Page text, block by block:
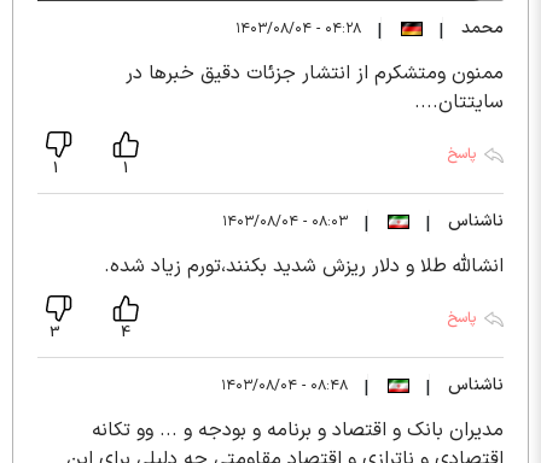
محمد ۰۴:۲۸ - ۱۴۰۳/۰۸/۰۴
ممنون ومتشکرم از انتشار جزئات دقیق خبرها در
سایتتان....
پاسخ
1
1
ناشناس ۰۸:۰۳ - ۱۴۰۳/۰۸/۰۴
انشالله طلا و دلار ریزش شدید بکنند،تورم زیاد شده.
پاسخ
4
3
ناشناس ۰۸:۴۸ - ۱۴۰۳/۰۸/۰۴
مدیران بانک و اقتصاد و برنامه و بودجه و ... وو تکانه